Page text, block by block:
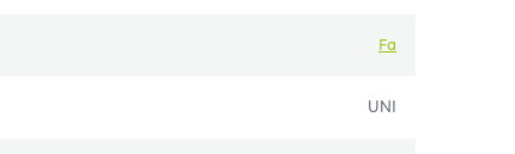
Fa
UNI